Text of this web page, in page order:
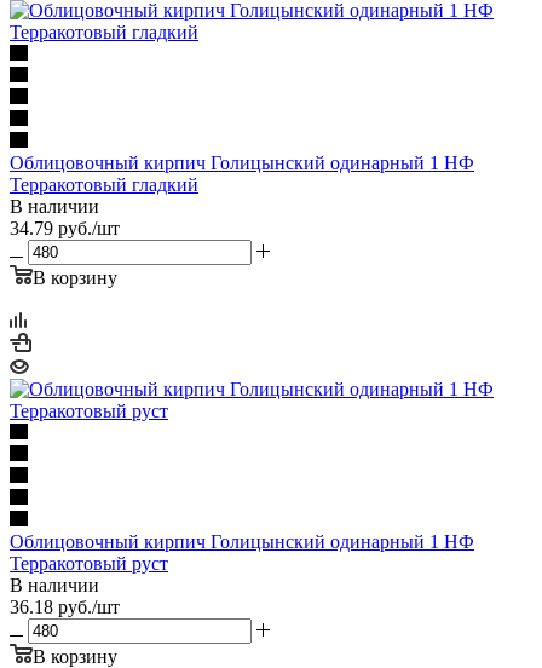
Облицовочный кирпич Голицынский одинарный 1 НФ
Терракотовый гладкий
В наличии
34.79 руб./шт
В корзину
Облицовочный кирпич Голицынский одинарный 1 НФ
Терракотовый руст
В наличии
36.18 руб./шт
В корзину